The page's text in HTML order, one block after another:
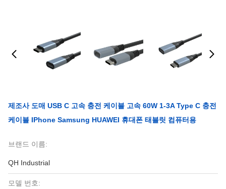
제조사 도매 USB C 고속 충전 케이블 고속 60W 1-3A Type C 충전
케이블 IPhone Samsung HUAWEI 휴대폰 태블릿 컴퓨터용
브랜드 이름:
QH Industrial
모델 번호: